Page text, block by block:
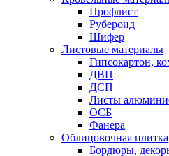
Профлист
Рубероид
Шифер
Листовые материалы
Гипсокартон,
ДВП
ДСП
Листы
ОСБ
Фанера
Облицовочная
Бордюры,